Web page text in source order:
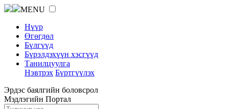
MENU
Нүүр
Өгөгдөл
Бүлгүүд
Бүрэлдэхүүн хэсгүүд
Танилцуулга
Нэвтрэх Бүртгүүлэх
Эрдэс баялгийн боловсрол
Мэдлэгийн Портал